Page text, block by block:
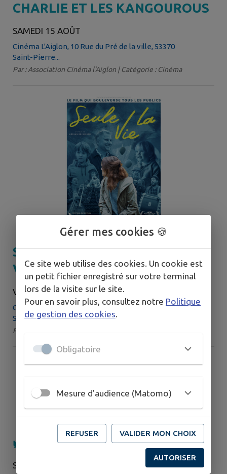
CHARLIE ET LES KANGOUROUS
SAMEDI 15 AOÛT
Cinéma L'Aiglon, 10 Rue du Pré de la ville, 53370
Saint-Pierre...
Par : Association Cinéma l'Aiglon | Catégorie : Cinéma
SEULE LA VIE - ART ET ESSAI -
VOSTF
VENDREDI 21 AOÛT
Cinéma L'Aiglon, 10 Rue du Pré de la ville, 53370
Saint-Pierre...
Par : Association Cinéma l'Aiglon | Catégorie : Cinéma
🌿Des plantes et des Hommes
SAMEDI 22 AOÛT
Gérer mes cookies 🍪
Ce site web utilise des cookies. Un cookie est
un petit fichier enregistré sur votre terminal
lors de la visite sur le site.
Pour en savoir plus, consultez notre Politique
de gestion des cookies.
Obligatoire
Mesure d'audience (Matomo)
REFUSER VALIDER MON CHOIX
AUTORISER